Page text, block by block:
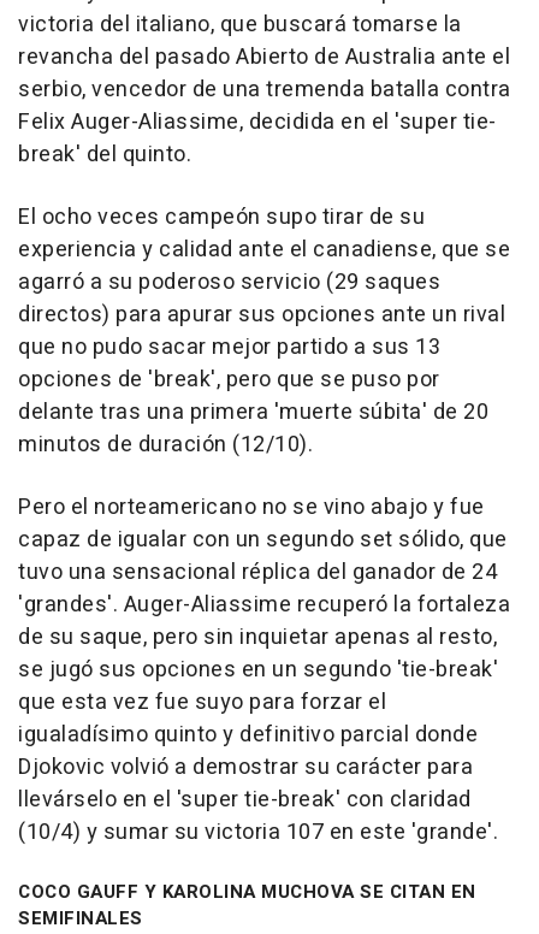
victoria del italiano, que buscará tomarse la
revancha del pasado Abierto de Australia ante el
serbio, vencedor de una tremenda batalla contra
Felix Auger-Aliassime, decidida en el 'super tie-
break' del quinto.
El ocho veces campeón supo tirar de su
experiencia y calidad ante el canadiense, que se
agarró a su poderoso servicio (29 saques
directos) para apurar sus opciones ante un rival
que no pudo sacar mejor partido a sus 13
opciones de 'break', pero que se puso por
delante tras una primera 'muerte súbita' de 20
minutos de duración (12/10).
Pero el norteamericano no se vino abajo y fue
capaz de igualar con un segundo set sólido, que
tuvo una sensacional réplica del ganador de 24
'grandes'. Auger-Aliassime recuperó la fortaleza
de su saque, pero sin inquietar apenas al resto,
se jugó sus opciones en un segundo 'tie-break'
que esta vez fue suyo para forzar el
igualadísimo quinto y definitivo parcial donde
Djokovic volvió a demostrar su carácter para
llevárselo en el 'super tie-break' con claridad
(10/4) y sumar su victoria 107 en este 'grande'.
COCO GAUFF Y KAROLINA MUCHOVA SE CITAN EN
SEMIFINALES